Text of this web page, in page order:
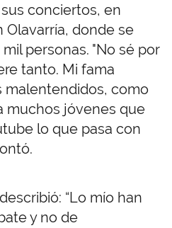
conciertos, en
Olavarría, donde se
personas. "No sé por
tanto. Mi fama
como
muchos jóvenes que
lo que pasa con
“Lo mío han
y no de